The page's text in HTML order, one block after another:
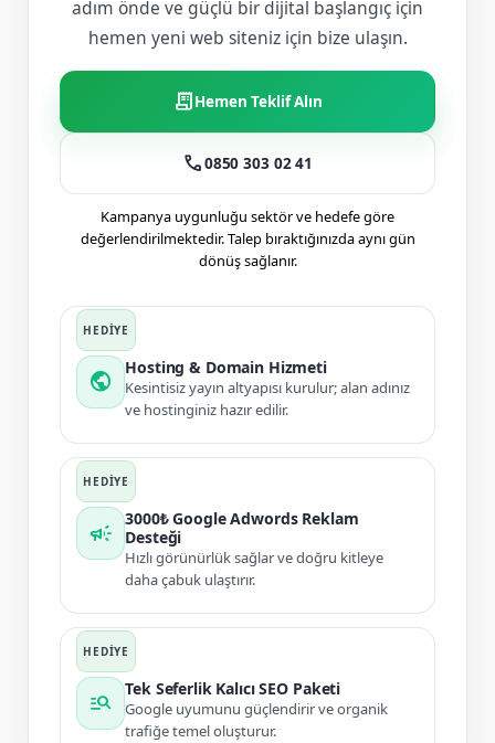
adım önde ve güçlü bir dijital başlangıç için
hemen yeni web siteniz için bize ulaşın.
receipt_longHemen Teklif Alın
call0850 303 02 41
Kampanya uygunluğu sektör ve hedefe göre
değerlendirilmektedir. Talep bıraktığınızda aynı gün
dönüş sağlanır.
public
Hosting & Domain Hizmeti
Kesintisiz yayın altyapısı kurulur; alan adınız
ve hostinginiz hazır edilir.
campaign
3000₺ Google Adwords Reklam
Desteği
Hızlı görünürlük sağlar ve doğru kitleye
daha çabuk ulaştırır.
manage_search
Tek Seferlik Kalıcı SEO Paketi
Google uyumunu güçlendirir ve organik
trafiğe temel oluşturur.